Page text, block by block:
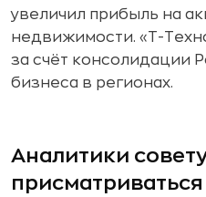
увеличил прибыль на
недвижимости. «Т-
за счёт консолидации
бизнеса в регионах.
Аналитики